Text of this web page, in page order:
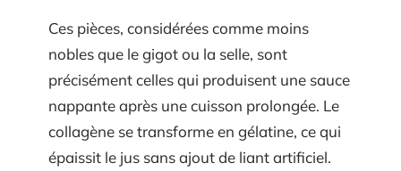
Ces pièces, considérées comme moins
nobles que le gigot ou la selle, sont
précisément celles qui produisent une sauce
nappante après une cuisson prolongée. Le
collagène se transforme en gélatine, ce qui
épaissit le jus sans ajout de liant artificiel.